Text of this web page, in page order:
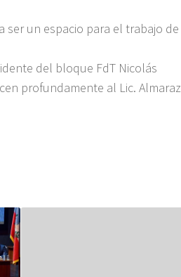
un espacio para el trabajo de
del bloque FdT Nicolás
profundamente al Lic. Almaraz